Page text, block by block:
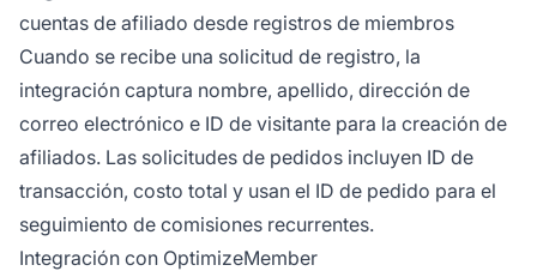
cuentas de afiliado desde registros de miembros
Cuando se recibe una solicitud de registro, la
integración captura nombre, apellido, dirección de
correo electrónico e ID de visitante para la creación de
afiliados. Las solicitudes de pedidos incluyen ID de
transacción, costo total y usan el ID de pedido para el
seguimiento de comisiones recurrentes.
Integración con OptimizeMember